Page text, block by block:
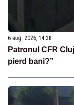
6 aug. 2026, 14:38
Patronul CFR
pierd bani?”